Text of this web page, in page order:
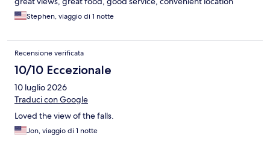
Stephen, viaggio di 1 notte
Recensione verificata
10/10 Eccezionale
10 luglio 2026
Traduci con Google
Loved the view of the falls.
Jon, viaggio di 1 notte